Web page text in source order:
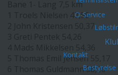
O-Service
Kontakt
Bestyrelse
Bane 1- Lang 7,5 km
1 Troels Nielsen 47,58
5 Thomas Emil Jensen 55,17
6 Thomas Guldmann 58,20